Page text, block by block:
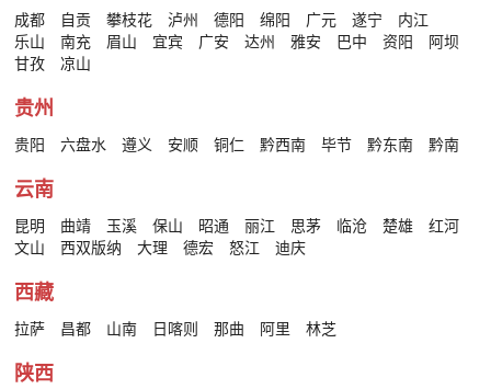
成都 自贡 攀枝花 泸州 德阳 绵阳 广元 遂宁
内江
乐山
南充 眉山 宜宾 广安 达州 雅安 巴中 资阳
阿坝
甘孜
凉山
贵州
贵阳 六盘水 遵义 安顺 铜仁 黔西南 毕节 黔东南 黔南
云南
昆明 曲靖 玉溪 保山 昭通 丽江 思茅 临沧 楚雄
红河
文山
西双版纳 大理 德宏 怒江 迪庆
西藏
拉萨 昌都 山南 日喀则 那曲 阿里 林芝
陕西